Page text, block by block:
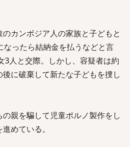
カンボジア人の家族と子どもと
なったら結納金を払うなどと言
3人と交際。しかし、容疑者は約
に破棄して新たな子どもを捜し
親を騙して児童ポルノ製作をし
めている。